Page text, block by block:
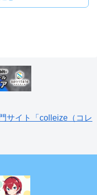
サイト「colleize（コレ